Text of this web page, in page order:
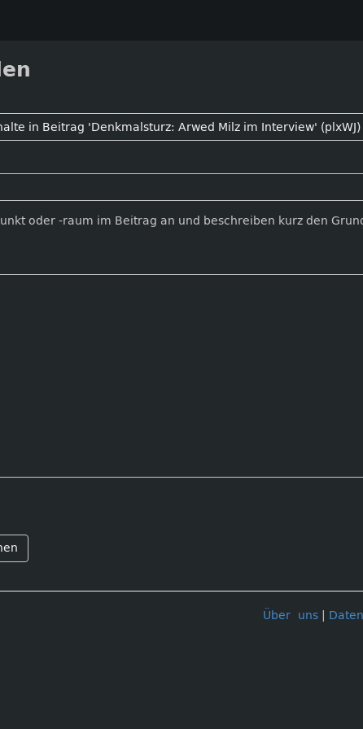
oder -raum im Beitrag an und beschreiben kurz den
Über uns